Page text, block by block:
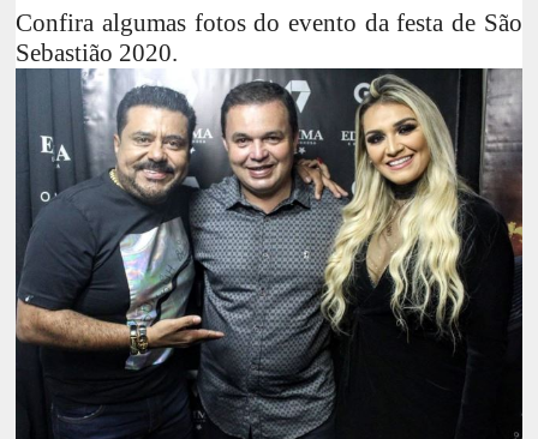
Confira algumas fotos do evento da festa de São
Sebastião 2020.